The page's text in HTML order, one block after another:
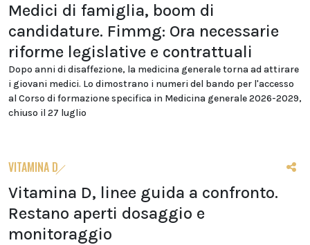
Medici di famiglia, boom di
candidature. Fimmg: Ora necessarie
riforme legislative e contrattuali
Dopo anni di disaffezione, la medicina generale torna ad attirare
i giovani medici. Lo dimostrano i numeri del bando per l'accesso
al Corso di formazione specifica in Medicina generale 2026-2029,
chiuso il 27 luglio
VITAMINA D
Vitamina D, linee guida a confronto.
Restano aperti dosaggio e
monitoraggio